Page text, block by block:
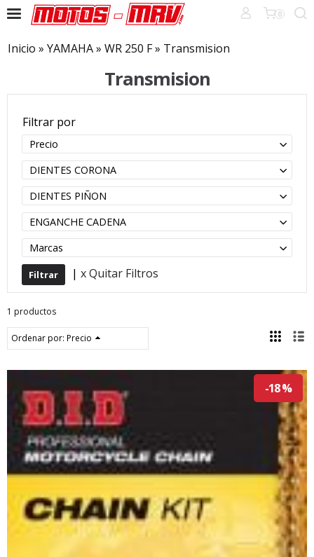
0
Inicio » YAMAHA» WR 250 F» Transmision
Transmision
Filtrar por
Precio
DIENTES CORONA
DIENTES PIÑON
ENGANCHE CADENA
Marcas
| x Quitar Filtros
1 productos
Ordenar por: Precio
-18 %